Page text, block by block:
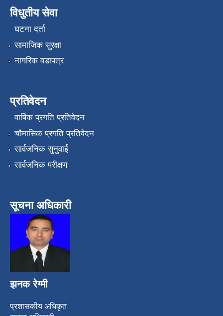
विधुतीय सेवा
घटना दर्ता
सामाजिक सुरक्षा
नागरिक वडापत्र
प्रतिवेदन
वार्षिक प्रगति प्रतिवेदन
चौमासिक प्रगति प्रतिवेदन
सार्वजनिक सुनुवाई
सार्वजनिक परीक्षण
सूचना अधिकारी
झनक रेग्मी
प्रशासकीय अधिकृत